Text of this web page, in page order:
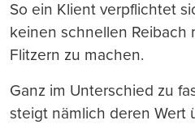
So ein Klient verpflichtet
keinen schnellen Reibach
Flitzern zu machen.
Ganz im Unterschied zu
steigt nämlich deren Wert